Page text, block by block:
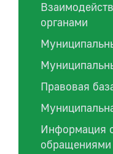
органами
Правовая
Информация
обращениями